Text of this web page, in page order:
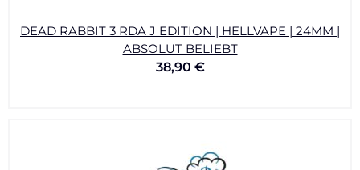
DEAD RABBIT 3 RDA J EDITION | HELLVAPE | 24MM |
ABSOLUT BELIEBT
38,90 €